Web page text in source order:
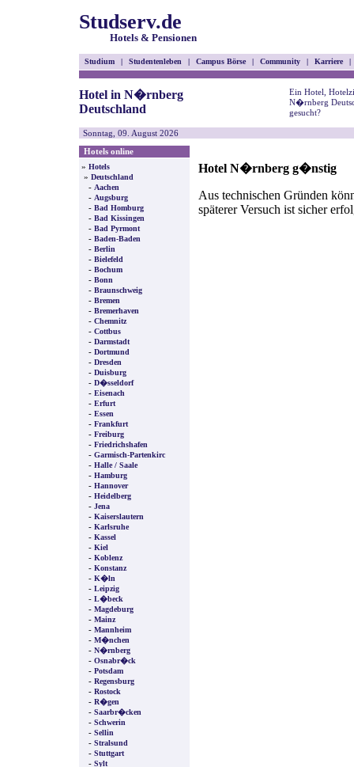
Studserv.de
Hotels & Pensionen
Studium | Studentenleben | Campus Börse | Community | Karriere |
Hotel in N�rnberg
Deutschland
Ein Hotel,
N�rnberg
gesucht?
Sonntag, 09. August 2026
Hotels online
» Hotels
» Deutschland
- Aachen
- Augsburg
- Bad Homburg
- Bad Kissingen
- Bad Pyrmont
- Baden-Baden
- Berlin
- Bielefeld
- Bochum
- Bonn
- Braunschweig
- Bremen
- Bremerhaven
- Chemnitz
- Cottbus
- Darmstadt
- Dortmund
- Dresden
- Duisburg
- D�sseldorf
- Eisenach
- Erfurt
- Essen
- Frankfurt
- Freiburg
- Friedrichshafen
- Garmisch-Partenkirc
- Halle / Saale
- Hamburg
- Hannover
- Heidelberg
- Jena
- Kaiserslautern
- Karlsruhe
- Kassel
- Kiel
- Koblenz
- Konstanz
- K�ln
- Leipzig
- L�beck
- Magdeburg
- Mainz
- Mannheim
- M�nchen
- N�rnberg
- Osnabr�ck
- Potsdam
- Regensburg
- Rostock
- R�gen
- Saarbr�cken
- Schwerin
- Sellin
- Stralsund
- Stuttgart
- Sylt
Hotel N�rnberg g�nstig
Aus technischen Gründen
späterer Versuch ist sicher